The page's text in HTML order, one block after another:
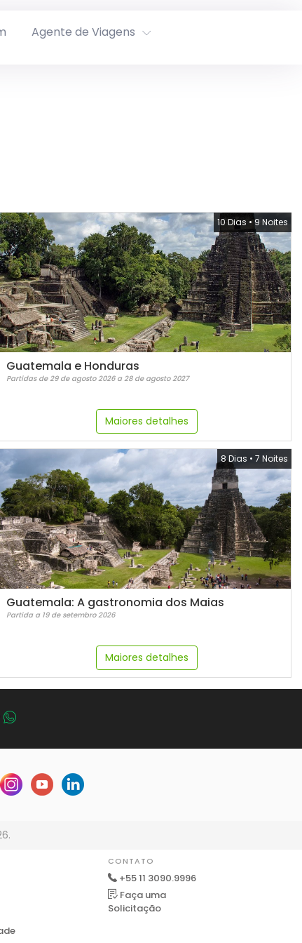
Agente de Viagens
10 Dias •9 Noites
Guatemala e Honduras
Partidas de 29 de agosto 2026 a 28 de agosto 2027
Maiores detalhes
8 Dias • 7 Noites
Guatemala: A gastronomia dos Maias
Partida a 19 de setembro 2026
Maiores detalhes
CONTATO
+55 11 3090.9996
Faça uma
Solicitação